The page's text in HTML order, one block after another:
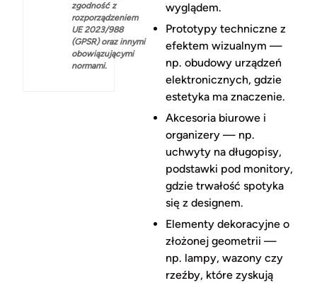
zgodność z
rozporządzeniem
UE 2023/988
(GPSR) oraz innymi
obowiązującymi
normami.
wyglądem.
Prototypy techniczne z
efektem wizualnym —
np. obudowy urządzeń
elektronicznych, gdzie
estetyka ma znaczenie.
Akcesoria biurowe i
organizery — np.
uchwyty na długopisy,
podstawki pod monitory,
gdzie trwałość spotyka
się z designem.
Elementy dekoracyjne o
złożonej geometrii —
np. lampy, wazony czy
rzeźby, które zyskują